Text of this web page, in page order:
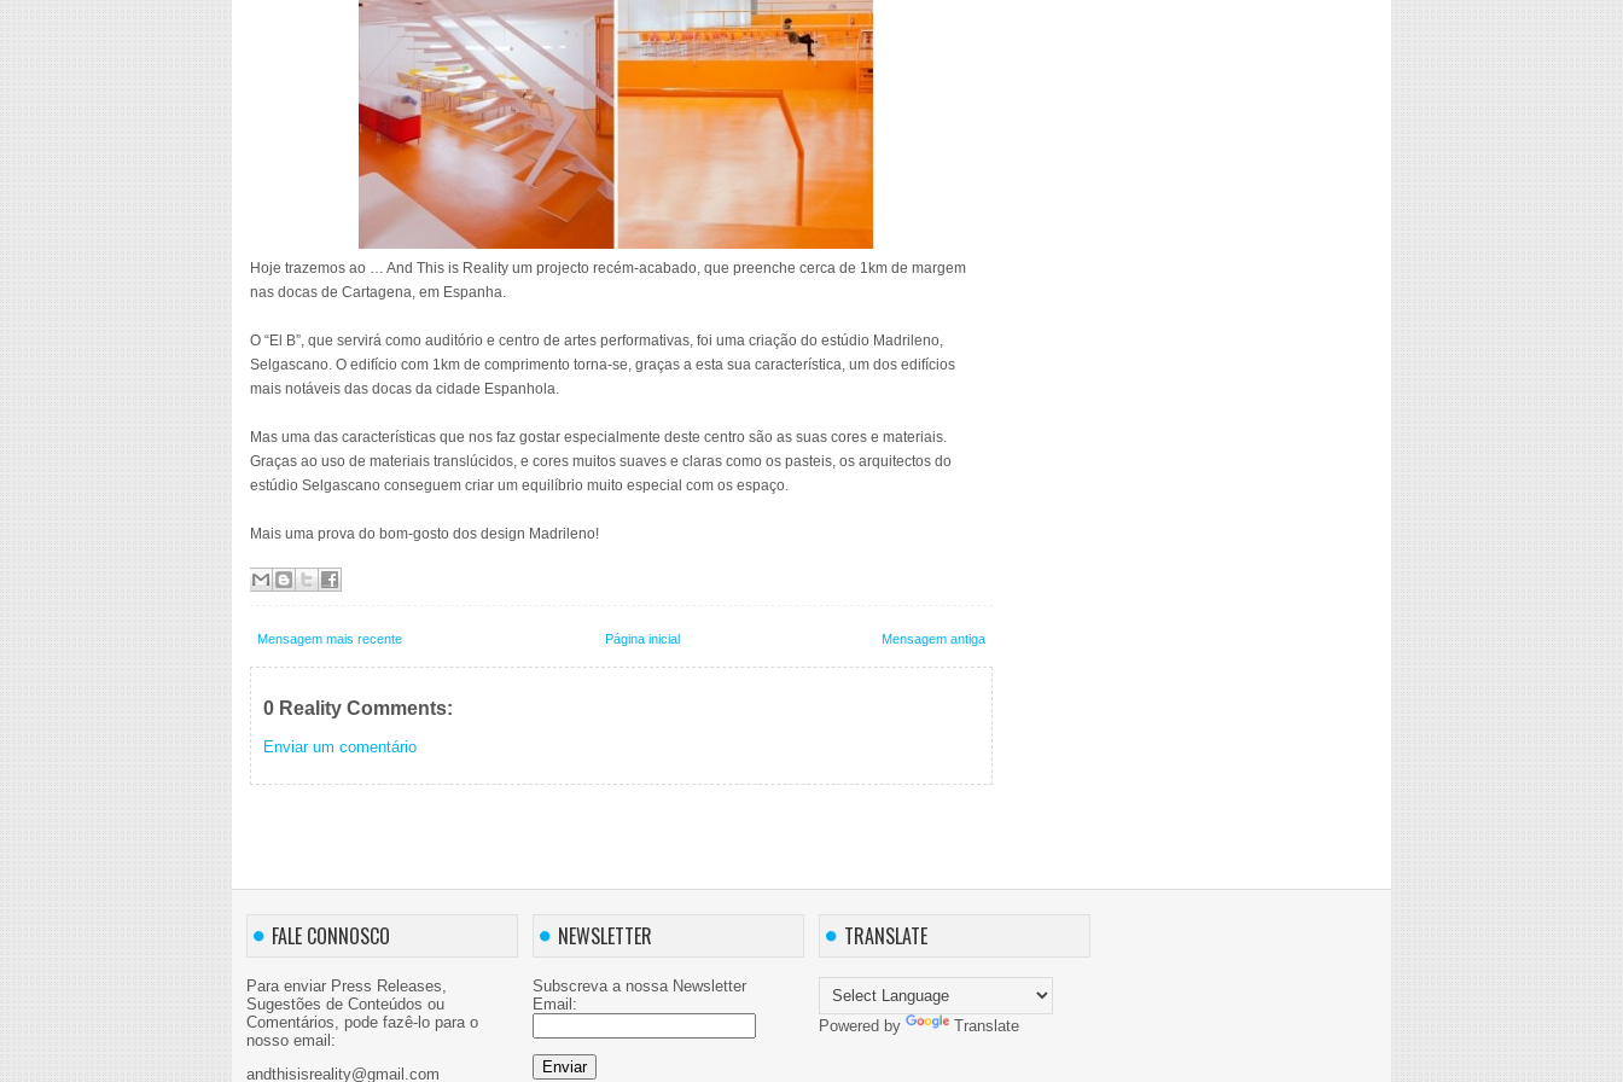
Hoje trazemos ao … And This is Reality um projecto recém-acabado, que preenche cerca de 1km de margem
nas docas de Cartagena, em Espanha.
O “El B”, que servirá como auditório e centro de artes performativas, foi uma criação do estúdio Madrileno,
Selgascano. O edifício com 1km de comprimento torna-se, graças a esta sua característica, um dos edifícios
mais notáveis das docas da cidade Espanhola.
Mas uma das características que nos faz gostar especialmente deste centro são as suas cores e materiais.
Graças ao uso de materiais translúcidos, e cores muitos suaves e claras como os pasteis, os arquitectos do
estúdio Selgascano conseguem criar um equilíbrio muito especial com os espaço.
Mais uma prova do bom-gosto dos design Madrileno!
Mensagem mais recente Mensagem antiga
Página inicial
0 Reality Comments:
Enviar um comentário
FALE CONNOSCO
Para enviar Press Releases,
Sugestões de Conteúdos ou
Comentários, pode fazê-lo para o
nosso email:
andthisisreality@gmail.com
NEWSLETTER
Subscreva a nossa Newsletter
Email:
TRANSLATE
Powered by Translate